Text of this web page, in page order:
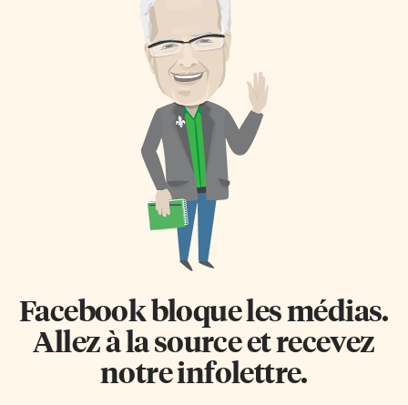
spectacle Solo: Le doute qui
m’habite qui était présenté du
spectacle de cet artiste français
passionné par l’expression […]
sens à la pureté minérale de
cette cathédrale opalescente et
déclarez votre flamme à l’élu(e)
de votre cœur ou renouvelez
vos vœux dans une chapelle
blanche. Laissez-vous
transporter dans l’univers
unique et insolite de l’Hôtel de
Glace […]
Facebook bloque les médias.
Allez à la source et recevez
notre infolettre.